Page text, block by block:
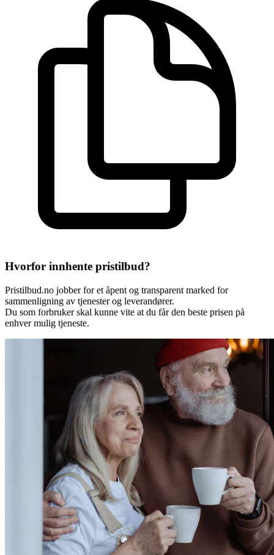
Hvorfor innhente pristilbud?
Pristilbud.no jobber for et åpent og transparent marked for
sammenligning av tjenester og leverandører.
Du som forbruker skal kunne vite at du får den beste prisen på
enhver mulig tjeneste.